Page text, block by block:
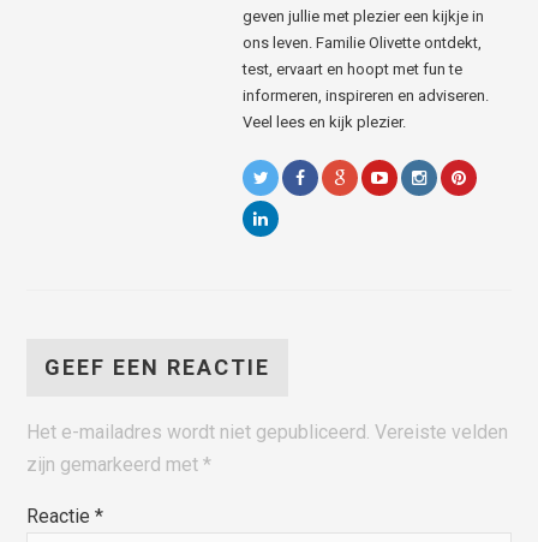
geven jullie met plezier een kijkje in
ons leven. Familie Olivette ontdekt,
test, ervaart en hoopt met fun te
informeren, inspireren en adviseren.
Veel lees en kijk plezier.
GEEF EEN REACTIE
Het e-mailadres wordt niet gepubliceerd. Vereiste velden
zijn gemarkeerd met*
Reactie*